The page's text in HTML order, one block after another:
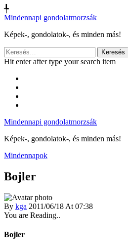
╄
Mindennapi gondolatmorzsák
Képek-, gondolatok-, és minden más!
Keresés:
Hit enter after type your search item
Mindennapi gondolatmorzsák
Képek-, gondolatok-, és minden más!
Mindennapok
Bojler
By kga 2011/06/18 At 07:38
You are Reading..
Bojler